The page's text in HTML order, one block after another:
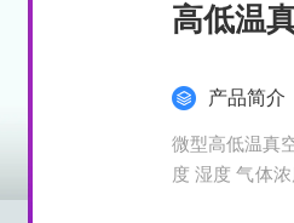
高低温
产品简介
微型高低温真空探针台高低温
度 湿度 气体浓